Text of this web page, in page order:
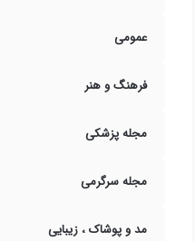
عمومی
فرهنگ و هنر
مجله پزشکی
مجله سرگرمی
مد و پوشاک ، زیبایی